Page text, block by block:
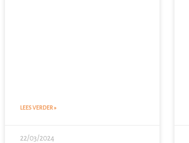
LEES VERDER »
22/03/2024